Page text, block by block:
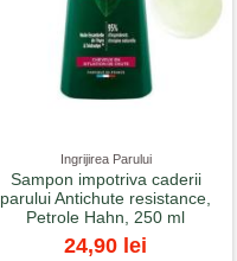
Ingrijirea Parului
Sampon impotriva caderii
parului Antichute resistance,
Petrole Hahn, 250 ml
24,90 lei